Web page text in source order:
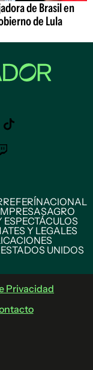
de Brasil en
de Lula
REFERÍNACIONAL
AGRO
ESPECTÁCULOS
Y LEGALES
ESTADOS UNIDOS
Privacidad